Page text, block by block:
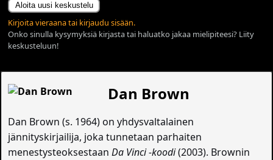
Aloita uusi keskustelu
Kirjoita vieraana tai kirjaudu sisään.
Onko sinulla kysymyksiä kirjasta tai haluatko jakaa mielipiteesi? Liity
keskusteluun!
Dan Brown
Dan Brown (s. 1964) on yhdysvaltalainen
jännityskirjailija, joka tunnetaan parhaiten
menestysteoksestaanDa Vinci -koodi(2003). Brownin